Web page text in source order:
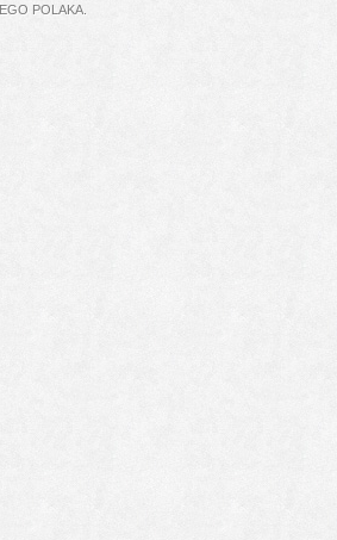
POLAKA.